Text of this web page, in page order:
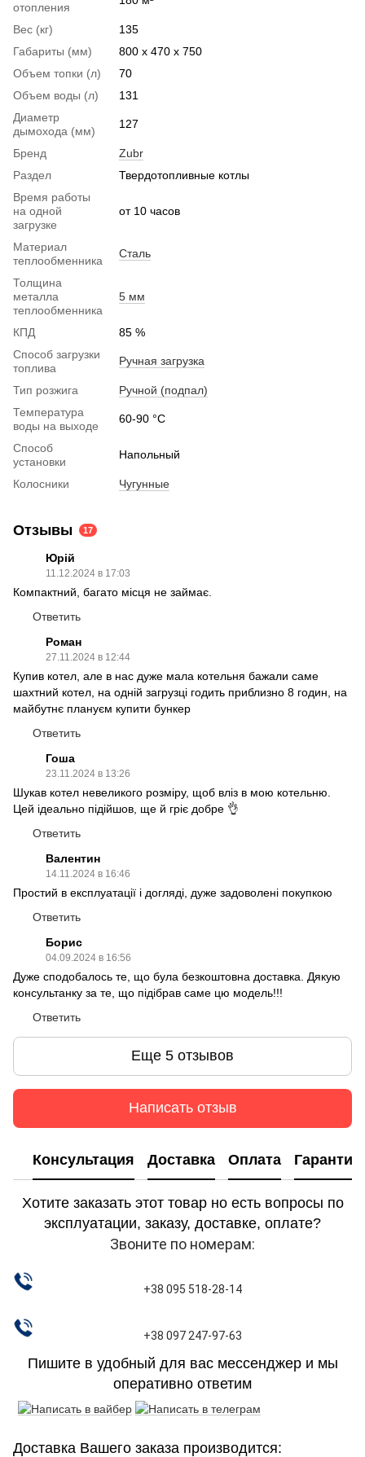
отопления
Вес (кг)
135
Габариты (мм)
800 х 470 х 750
Объем топки (л)
70
Объем воды (л)
131
Диаметр
дымохода (мм)
127
Бренд
Zubr
Раздел
Твердотопливные котлы
Время работы
на одной
загрузке
от 10 часов
Материал
теплообменника
Сталь
Толщина
металла
теплообменника
5 мм
КПД
85 %
Способ загрузки
топлива
Ручная загрузка
Тип розжига
Ручной (подпал)
Температура
воды на выходе
60-90 °C
Способ
установки
Напольный
Колосники Чугунные
Отзывы 17
Юрій
11.12.2024 в 17:03
Компактний, багато місця не займає.
Ответить
Роман
27.11.2024 в 12:44
Купив котел, але в нас дуже мала котельня бажали саме
шахтний котел, на одній загрузці годить приблизно 8 годин, на
майбутнє плануєм купити бункер
Ответить
Гоша
23.11.2024 в 13:26
Шукав котел невеликого розміру, щоб вліз в мою котельню.
Цей ідеально підійшов, ще й гріє добре 👌
Ответить
Валентин
14.11.2024 в 16:46
Простий в експлуатації і догляді, дуже задоволені покупкою
Ответить
Борис
04.09.2024 в 16:56
Дуже сподобалось те, що була безкоштовна доставка. Дякую
консультанку за те, що підібрав саме цю модель!!!
Ответить
Еще 5 отзывов
Написать отзыв
Консультация Доставка Оплата Гарантия
Хотите заказать этот товар но есть вопросы по
эксплуатации, заказу, доставке, оплате?
Звоните по номерам:
+38 095 518-28-14
+38 097 247-97-63
Пишите в удобный для вас мессенджер и мы
оперативно ответим
Доставка Вашего заказа производится: